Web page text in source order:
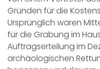
Gründen für die
Ursprünglich waren
für die Grabung im
Auftragserteilung im
archäologischen